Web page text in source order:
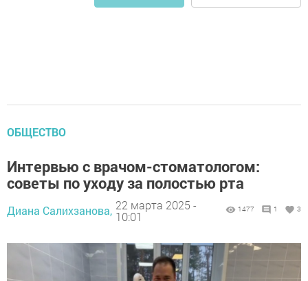
ОБЩЕСТВО
Интервью с врачом-стоматологом:
советы по уходу за полостью рта
Диана Салихзанова, 22 марта 2025 -
10:01
1477 1 3